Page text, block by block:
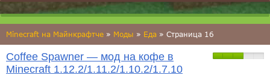
Minecraft на Майнкрафтче » Моды » Еда » Страница 16
Coffee Spawner — мод на кофе в
Minecraft 1.12.2/1.11.2/1.10.2/1.7.10